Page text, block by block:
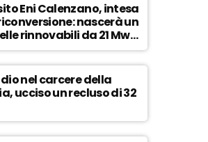
Eni Calenzano, intesa
nascerà un
rinnovabili da 21 Mw –
nel carcere della
ucciso un recluso di 32